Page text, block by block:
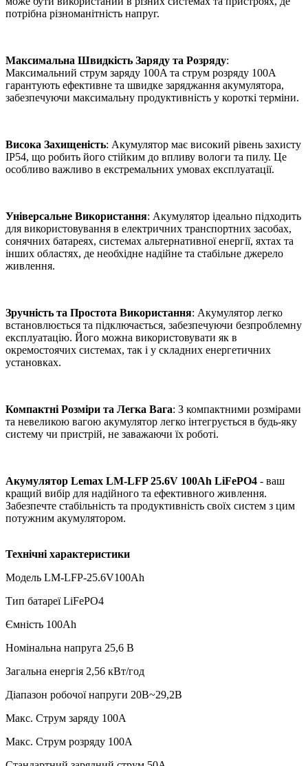
потрібна різноманітність напруг.
Максимальна Швидкість Заряду та Розряду:
Максимальний струм заряду 100A та струм розряду 100A
гарантують ефективне та швидке заряджання акумулятора,
забезпечуючи максимальну продуктивність у короткі терміни.
Висока Захищеність: Акумулятор має високий рівень захисту
IP54, що робить його стійким до впливу вологи та пилу. Це
особливо важливо в екстремальних умовах експлуатації.
Універсальне Використання: Акумулятор ідеально підходить
для використовування в електричних транспортних засобах,
сонячних батареях, системах альтернативної енергії, яхтах та
інших областях, де необхідне надійне та стабільне джерело
живлення.
Зручність та Простота Використання: Акумулятор легко
встановлюється та підключається, забезпечуючи безпроблемну
експлуатацію. Його можна використовувати як в
окремостоячих системах, так і у складних енергетичних
установках.
Компактні Розміри та Легка Вага: З компактними розмірами
та невеликою вагою акумулятор легко інтегрується в будь-яку
систему чи пристрій, не заважаючи їх роботі.
Акумулятор Lemax LM-LFP 25.6V 100Ah LiFePO4 - ваш
кращий вибір для надійного та ефективного живлення.
Забезпечте стабільність та продуктивність своїх систем з цим
потужним акумулятором.
Технічні характеристики
Модель LM-LFP-25.6V100Ah
Тип батареї LiFePO4
Ємність 100Ah
Номінальна напруга 25,6 В
Загальна енергія 2,56 кВт/год
Діапазон робочої напруги 20В~29,2В
Макс. Струм заряду 100А
Макс. Струм розряду 100А